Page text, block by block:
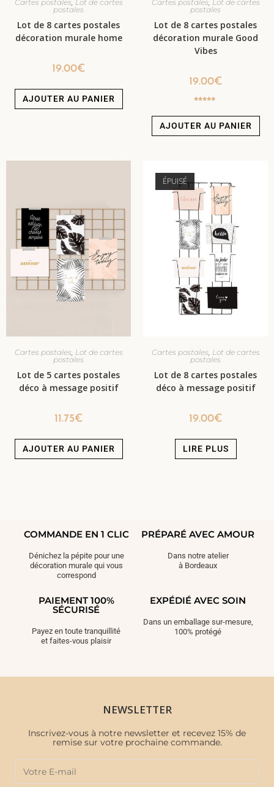
Cartes postales Lot de cartes
postales
Lot de 8 cartes postales
décoration murale home
19.00€
AJOUTER AU PANIER
Cartes postales Lot de cartes
postales
Lot de 8 cartes postales
décoration murale Good
Vibes
19.00€
AJOUTER AU PANIER
Cartes postales, Lot de cartes
postales
Lot de 5 cartes postales
déco à message positif
11.75€
AJOUTER AU PANIER
ÉPUISÉ
Cartes postales, Lot de cartes
postales
Lot de 8 cartes postales
déco à message positif
19.00€
LIRE PLUS
COMMANDE EN 1 CLIC
Dénichez la pépite pour une
décoration murale qui vous
correspond
PRÉPARÉ AVEC AMOUR
Dans notre atelier
à Bordeaux
PAIEMENT 100%
SÉCURISÉ
Payez en toute tranquillité
et faites-vous plaisir
EXPÉDIÉ AVEC SOIN
Dans un emballage sur-mesure,
100% protégé
NEWSLETTER
Inscrivez-vous à notre newsletter et recevez 15% de
remise sur votre prochaine commande.